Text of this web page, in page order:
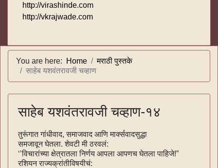
http://virashinde.com
http://vkrajwade.com
You are here: Home
मराठी पुस्तके
साहेब यशवंतरावजी चव्हाण
साहेब यशवंतरावजी चव्हाण-१४
तुरूंगात गांधीवाद, समाजवाद आणि मार्क्सवादसुद्धा
समजावून घेतला. शेवटी मी ठरवलं:
‘’विचारांच्या क्षेत्रातला निर्णय आपला आपणच घेतला पाहिजे!”
रशियन राज्यक्रांतीविषयीचं: